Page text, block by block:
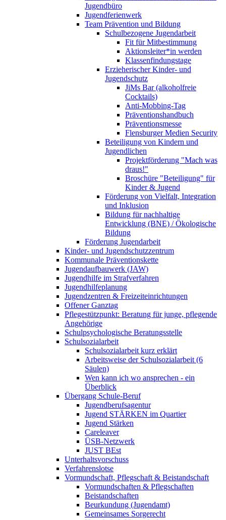
Jugendbüro
Jugendferienwerk
Team Prävention und Bildung
Schulbezogene Jugendarbeit
Fit für Mitbestimmung
Aktionsleiter*in werden
Klassenfindungstage
Erzieherischer Kinder- und
Jugendschutz
JiMs Bar (alkoholfreie
Cocktails)
Anti-Mobbing-Tag
Präventionshandbuch
Präventionsmesse
Flensburger Medien Security
Beteiligung von Kindern und
Jugendlichen
Projektförderung "Mach was
draus!"
Broschüre "Beteiligung" für
Kinder & Jugend
Förderung von Vielfalt, Integration
und Inklusion
Bildung für nachhaltige
Entwicklung (BNE) / Ökologische
Bildung
Förderung Jugendarbeit
Kinder- und Jugendschutzzentrum
Kommunale Präventionskette
Jugendaufbauwerk (JAW)
Jugendhilfe im Strafverfahren
Jugendhilfeplanung
Jugendzentren & Freizeiteinrichtungen
Offener Ganztag
Pflegestützpunkt: Beratung für junge, pflegende
Angehörige
Schulpsychologische Beratungsstelle
Schulsozialarbeit
Schulsozialarbeit kurz erklärt
Arbeitsweise der Schulsozialarbeit (6
Säulen)
Wen kann ich wo ansprechen - ein
Überblick
Übergang Schule-Beruf
Jugendberufsagentur
Jugend STÄRKEN im Quartier
Jugend Stärken
Careleaver
ÜSB-Netzwerk
JUST BEst
Unterhaltsvorschuss
Verfahrenslotse
Vormundschaft, Pflegschaft & Beistandschaft
Vormundschaften & Pflegschaften
Beistandschaften
Beurkundung (Jugendamt)
Gemeinsames Sorgerecht